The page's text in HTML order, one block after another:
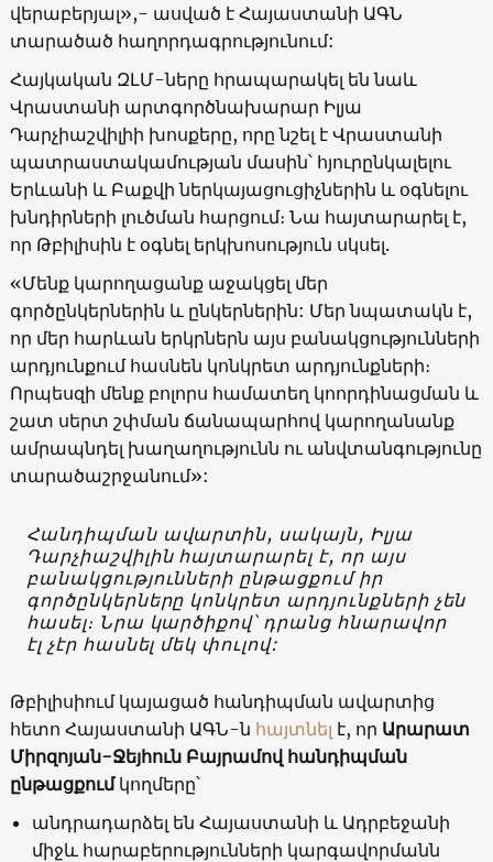
վերաբերյալ»,- ասված է Հայաստանի ԱԳՆ
տարածած հաղորդագրությունում:
Հայկական ԶԼՄ-ները հրապարակել են նաև
Վրաստանի արտգործնախարար Իլյա
Դարչիաշվիլիի խոսքերը, որը նշել է Վրաստանի
պատրաստակամության մասին՝ հյուրընկալելու
Երևանի և Բաքվի ներկայացուցիչներին և օգնելու
խնդիրների լուծման հարցում։ Նա հայտարարել է,
որ Թբիլիսին է օգնել երկխոսություն սկսել.
«Մենք կարողացանք աջակցել մեր
գործընկերներին և ընկերներին: Մեր նպատակն է,
որ մեր հարևան երկրներն այս բանակցությունների
արդյունքում հասնեն կոնկրետ արդյունքների։
Որպեսզի մենք բոլորս համատեղ կոորդինացման և
շատ սերտ շփման ճանապարհով կարողանանք
ամրապնդել խաղաղությունն ու անվտանգությունը
տարածաշրջանում»:
Հանդիպման ավարտին, սակայն, Իլյա
Դարչիաշվիլին հայտարարել է, որ այս
բանակցությունների ընթացքում իր
գործընկերները կոնկրետ արդյունքների չեն
հասել։ Նրա կարծիքով՝ դրանց հնարավոր
էլ չէր հասնել մեկ փուլով:
Թբիլիսիում կայացած հանդիպման ավարտից
հետո Հայաստանի ԱԳՆ-ն հայտնել է, որ Արարատ
Միրզոյան-Ջեյհուն Բայրամով հանդիպման
ընթացքումկողմերը՝
անդրադարձել են Հայաստանի և Ադրբեջանի
միջև հարաբերությունների կարգավորմանն